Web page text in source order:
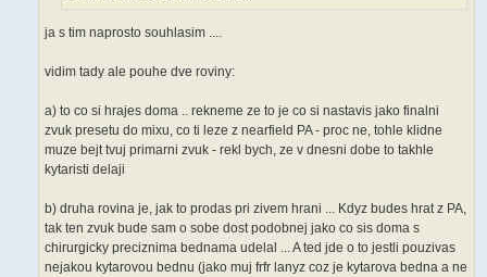
ja s tim naprosto souhlasim ....
vidim tady ale pouhe dve roviny:
a) to co si hrajes doma .. rekneme ze to je co si nastavis jako finalni
zvuk presetu do mixu, co ti leze z nearfield PA - proc ne, tohle klidne
muze bejt tvuj primarni zvuk - rekl bych, ze v dnesni dobe to takhle
kytaristi delaji
b) druha rovina je, jak to prodas pri zivem hrani ... Kdyz budes hrat z PA,
tak ten zvuk bude sam o sobe dost podobnej jako co sis doma s
chirurgicky preciznima bednama udelal ... A ted jde o to jestli pouzivas
nejakou kytarovou bednu (jako muj frfr lanyz coz je kytarova bedna a ne